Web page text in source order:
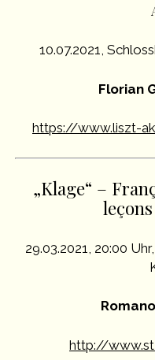
10.07.2021,
Florian
https://www.liszt-
„Klage“ –
29.03.2021, 20:00
http://